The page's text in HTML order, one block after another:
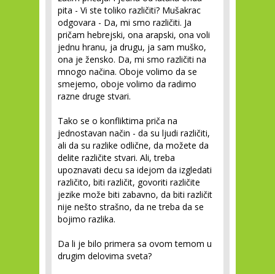
pita - Vi ste toliko različiti? Mušakrac
odgovara - Da, mi smo različiti. Ja
pričam hebrejski, ona arapski, ona voli
jednu hranu, ja drugu, ja sam muško,
ona je žensko. Da, mi smo različiti na
mnogo načina. Oboje volimo da se
smejemo, oboje volimo da radimo
razne druge stvari.
Tako se o konfliktima priča na
jednostavan način - da su ljudi različiti,
ali da su razlike odlične, da možete da
delite različite stvari. Ali, treba
upoznavati decu sa idejom da izgledati
različito, biti različit, govoriti različite
jezike može biti zabavno, da biti različit
nije nešto strašno, da ne treba da se
bojimo razlika.
Da li je bilo primera sa ovom temom u
drugim delovima sveta?